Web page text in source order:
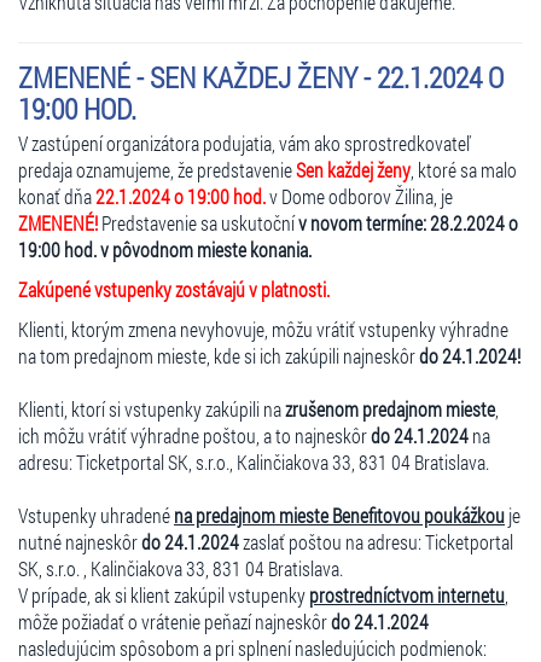
ZMENENÉ - SEN KAŽDEJ ŽENY - 22.1.2024 O
19:00 HOD.
V zastúpení organizátora podujatia, vám ako sprostredkovateľ
predaja oznamujeme, že predstavenieSen každej ženy , ktoré sa malo
konať dňa22.1.2024 o 19:00 hod.v Dome odborov Žilina, je
ZMENENÉ!Predstavenie sa uskutočnív novom termíne: 28.2.2024 o
19:00 hod. v pôvodnom mieste konania.
Zakúpené vstupenky zostávajú v platnosti.
Klienti, ktorým zmena nevyhovuje, môžu vrátiť vstupenky výhradne
na tom predajnom mieste, kde si ich zakúpili najneskôrdo 24.1.2024!
Klienti, ktorí si vstupenky zakúpili nazrušenom predajnom mieste,
ich môžu vrátiť výhradne poštou, a to najneskôrdo 24.1.2024na
adresu: Ticketportal SK, s.r.o., Kalinčiakova 33, 831 04 Bratislava.
Vstupenky uhradenéna predajnom mieste Benefitovou poukážkouje
nutné najneskôrdo 24.1.2024zaslať poštou na adresu: Ticketportal
SK, s.r.o. , Kalinčiakova 33, 831 04 Bratislava.
V prípade, ak si klient zakúpil vstupenkyprostredníctvom internetu
môže požiadať o vrátenie peňazí najneskôrdo 24.1.2024
nasledujúcim spôsobom a pri splnení nasledujúcich podmienok: